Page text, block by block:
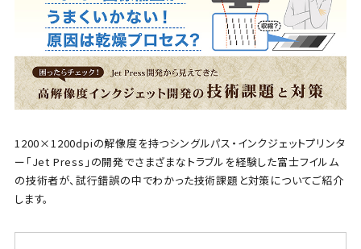
1200×1200dpiの解像度を持つシングルパス・インクジェットプリンタ
ー「Jet Press」の開発でさまざまなトラブルを経験した富士フイルム
の技術者が、試行錯誤の中でわかった技術課題と対策についてご紹介
します。